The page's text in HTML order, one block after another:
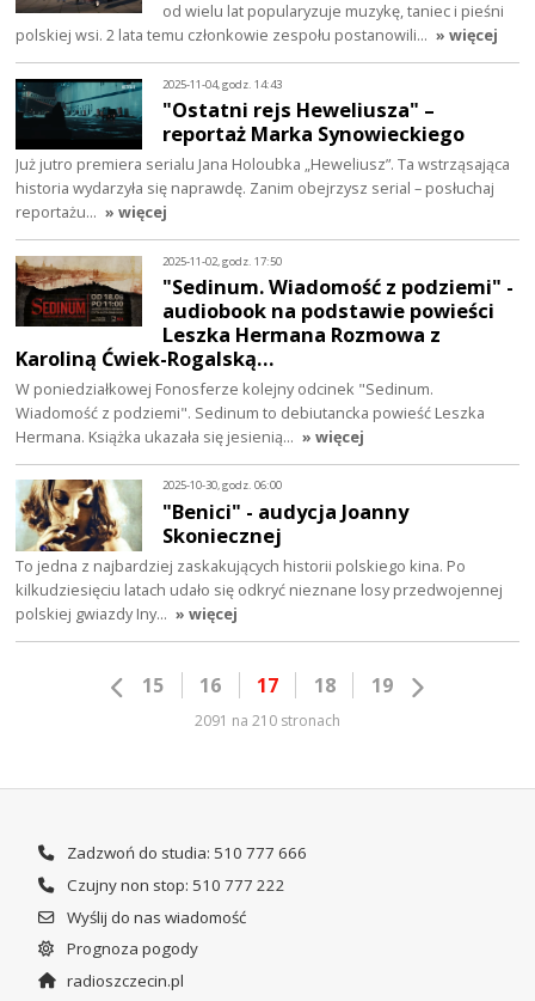
od wielu lat popularyzuje muzykę, taniec i pieśni
polskiej wsi. 2 lata temu członkowie zespołu postanowili… » więcej
2025-11-04, godz. 14:43
"Ostatni rejs Heweliusza" –
reportaż Marka Synowieckiego
Już jutro premiera serialu Jana Holoubka „Heweliusz”. Ta wstrząsająca
historia wydarzyła się naprawdę. Zanim obejrzysz serial – posłuchaj
reportażu… » więcej
2025-11-02, godz. 17:50
"Sedinum. Wiadomość z podziemi" -
audiobook na podstawie powieści
Leszka Hermana Rozmowa z
Karoliną Ćwiek-Rogalską…
W poniedziałkowej Fonosferze kolejny odcinek "Sedinum.
Wiadomość z podziemi". Sedinum to debiutancka powieść Leszka
Hermana. Książka ukazała się jesienią… » więcej
2025-10-30, godz. 06:00
"Benici" - audycja Joanny
Skoniecznej
To jedna z najbardziej zaskakujących historii polskiego kina. Po
kilkudziesięciu latach udało się odkryć nieznane losy przedwojennej
polskiej gwiazdy Iny… » więcej
15 16 17 18 19
2091 na 210 stronach
Zadzwoń do studia: 510 777 666
Czujny non stop: 510 777 222
Wyślij do nas wiadomość
Prognoza pogody
radioszczecin.pl